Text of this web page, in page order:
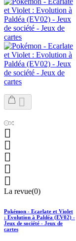






La revue(0)
Pokémon - Ecarlate et Violet
: Evolution à Paldéa (EV02) -
Jeux de société - Jeux de
cartes